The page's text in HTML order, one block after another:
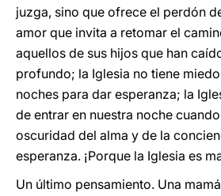
juzga, sino que ofrece el perdón
amor que invita a retomar el
aquellos de sus hijos que han
profundo; la Iglesia no tiene
noches para dar esperanza; la
de entrar en nuestra noche
oscuridad del alma y de la
esperanza. ¡Porque la Iglesia es
Un último pensamiento. Una